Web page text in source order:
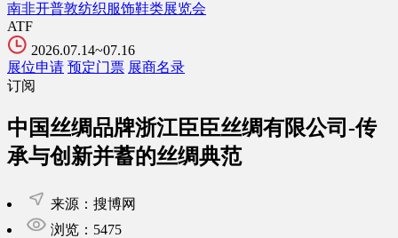
南非开普敦纺织服饰鞋类展览会
ATF
2026.07.14~07.16
展位申请 预定门票 展商名录
订阅
中国丝绸品牌浙江臣臣丝绸有限公司-传
承与创新并蓄的丝绸典范
来源：搜博网
浏览：5475